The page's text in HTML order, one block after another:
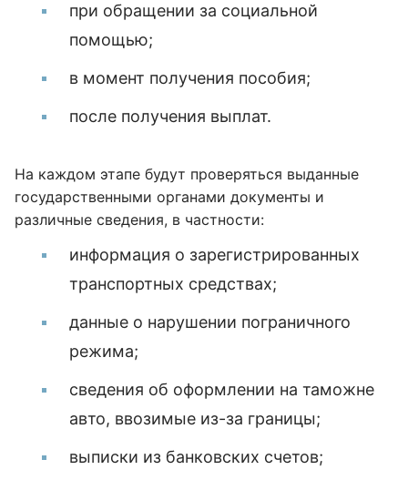
при обращении за социальной
помощью;
в момент получения пособия;
после получения выплат.
На каждом этапе будут проверяться выданные
государственными органами документы и
различные сведения, в частности:
информация о зарегистрированных
транспортных средствах;
данные о нарушении пограничного
режима;
сведения об оформлении на таможне
авто, ввозимые из-за границы;
выписки из банковских счетов;